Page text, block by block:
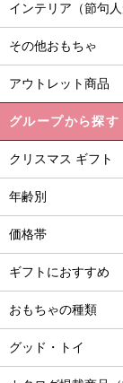
インテリア（節句人
その他おもちゃ
アウトレット商品
グループから探す
クリスマス ギフト
年齢別
価格帯
ギフトにおすすめ
おもちゃの種類
グッド・トイ